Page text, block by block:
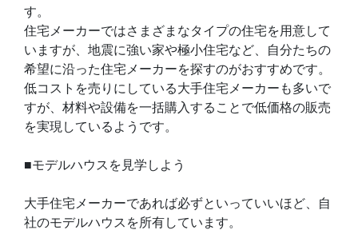
す。
住宅メーカーではさまざまなタイプの住宅を用意して
いますが、地震に強い家や極小住宅など、自分たちの
希望に沿った住宅メーカーを探すのがおすすめです。
低コストを売りにしている大手住宅メーカーも多いで
すが、材料や設備を一括購入することで低価格の販売
を実現しているようです。
■モデルハウスを見学しよう
大手住宅メーカーであれば必ずといっていいほど、自
社のモデルハウスを所有しています。